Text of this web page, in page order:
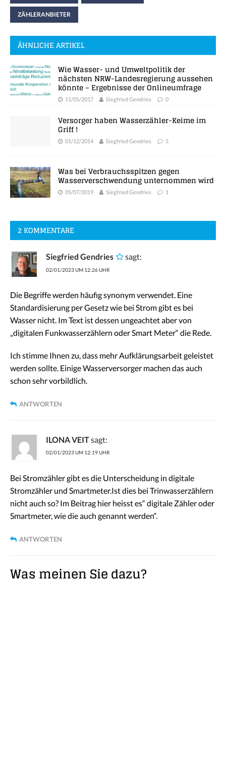
ZÄHLERANBIETER
ÄHNLICHE ARTIKEL
Wie Wasser- und Umweltpolitik der
nächsten NRW-Landesregierung aussehen
könnte – Ergebnisse der Onlineumfrage
11/05/2017 Siegfried Gendries 0
Versorger haben Wasserzähler-Keime im
Griff !
01/12/2014 Siegfried Gendries 5
Was bei Verbrauchsspitzen gegen
Wasserverschwendung unternommen wird
05/07/2019 Siegfried Gendries 1
2 KOMMENTARE
Siegfried Gendries sagt:
02/01/2023 UM 12:26 UHR
Die Begriffe werden häufig synonym verwendet. Eine
Standardisierung per Gesetz wie bei Strom gibt es bei
Wasser nicht. Im Text ist dessen ungeachtet aber von
„digitalen Funkwasserzählern oder Smart Meter“ die Rede.
Ich stimme Ihnen zu, dass mehr Aufklärungsarbeit geleistet
werden sollte. Einige Wasserversorger machen das auch
schon sehr vorbildlich.
ANTWORTEN
ILONA VEITsagt:
02/01/2023 UM 12:19 UHR
Bei Stromzähler gibt es die Unterscheidung in digitale
Stromzähler und Smartmeter.Ist dies bei Trinwasserzählern
nicht auch so? Im Beitrag hier heisst es“ digitale Zähler oder
Smartmeter, wie die auch genannt werden“.
ANTWORTEN
Was meinen Sie dazu?